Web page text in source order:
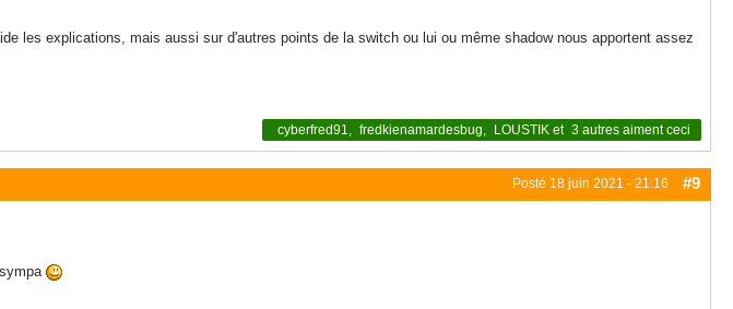
les explications, mais aussi sur d'autres points de la switch ou lui ou même shadow nous apportent assez
cyberfred91, fredkienamardesbug, LOUSTIK et 3 autres aiment ceci
Posté 18 juin 2021 - 21:16 #9